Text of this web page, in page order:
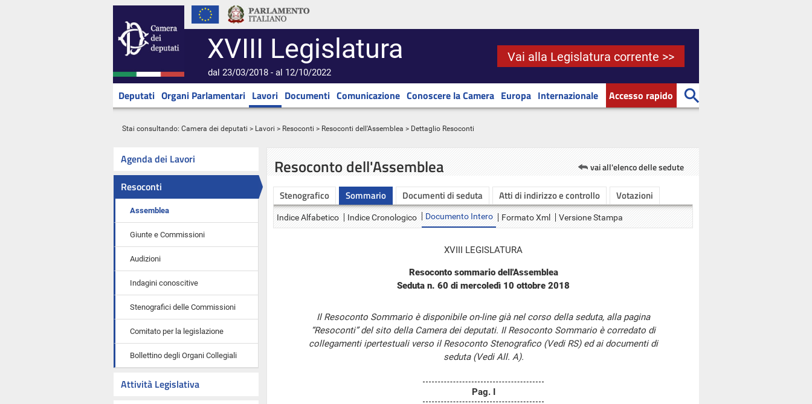
XVIII Legislatura
dal 23/03/2018 - al 12/10/2022
Vai alla Legislatura corrente >>
Deputati Organi Parlamentari Lavori Documenti Comunicazione Conoscere la Camera Europa Internazionale Accesso rapido
Stai consultando: Camera dei deputati > Lavori > Resoconti > Resoconti dell'Assemblea > Dettaglio Resoconti
Agenda dei Lavori
Resoconti
Assemblea
Giunte e Commissioni
Audizioni
Indagini conoscitive
Stenografici delle Commissioni
Comitato per la legislazione
Bollettino degli Organi Collegiali
Attività Legislativa
Resoconto dell'Assemblea vai all'elenco delle sedute
Stenografico Sommario Documenti di seduta Atti di indirizzo e controllo Votazioni
Indice Alfabetico Indice Cronologico Documento Intero Formato Xml Versione Stampa
XVIII LEGISLATURA
Resoconto sommario dell'Assemblea
Seduta n. 60 di mercoledì 10 ottobre 2018
Il Resoconto Sommario è disponibile on-line già nel corso della seduta, alla pagina
“Resoconti” del sito della Camera dei deputati. Il Resoconto Sommario è corredato di
collegamenti ipertestuali verso il Resoconto Stenografico (Vedi RS) ed ai documenti di
seduta (Vedi All. A).
Pag. I